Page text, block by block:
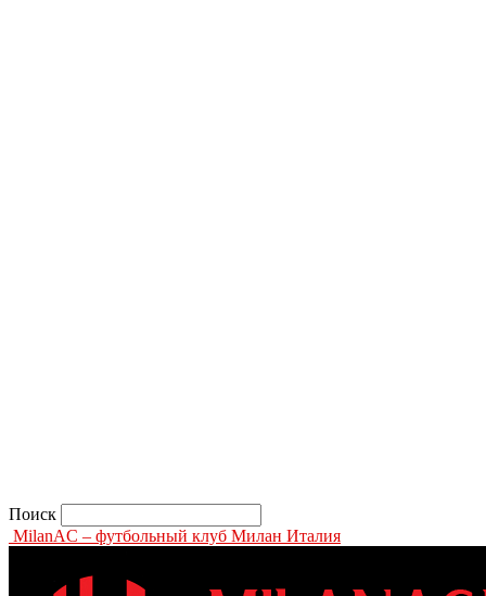
Поиск
MilanAC – футбольный клуб Милан Италия